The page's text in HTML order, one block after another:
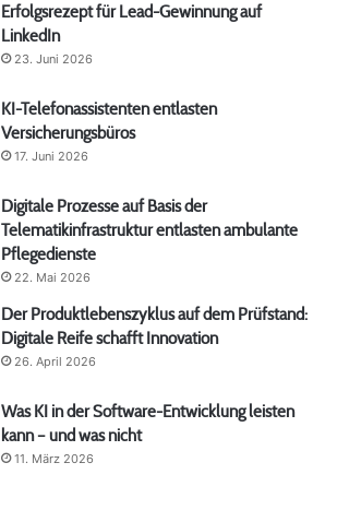
Erfolgsrezept für Lead-Gewinnung auf
LinkedIn
23. Juni 2026
KI-Telefonassistenten entlasten
Versicherungsbüros
17. Juni 2026
Digitale Prozesse auf Basis der
Telematikinfrastruktur entlasten ambulante
Pflegedienste
22. Mai 2026
Der Produktlebenszyklus auf dem Prüfstand:
Digitale Reife schafft Innovation
26. April 2026
Was KI in der Software-Entwicklung leisten
kann – und was nicht
11. März 2026